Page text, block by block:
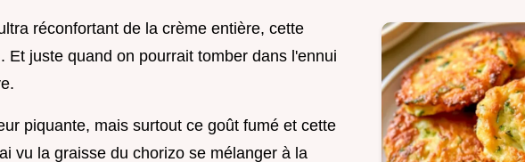
réconfortant de la crème entière, cette
juste quand on pourrait tomber dans l'ennui
piquante, mais surtout ce goût fumé et cette
vu la graisse du chorizo se mélanger à la